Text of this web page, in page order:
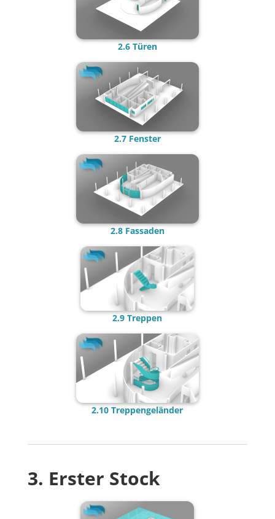
2.6 Türen
2.7 Fenster
2.8 Fassaden
2.9 Treppen
2.10 Treppengeländer
3. Erster Stock